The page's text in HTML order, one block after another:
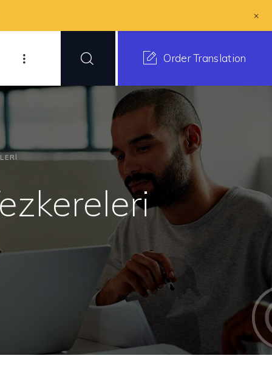
Order Translation
+